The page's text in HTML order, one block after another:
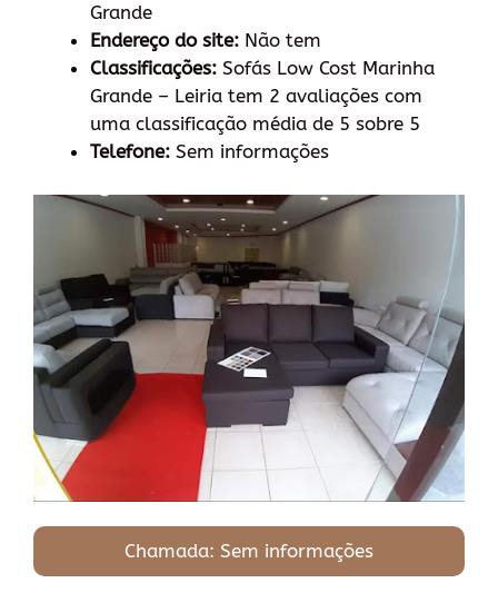
Grande
Endereço do site: Não tem
Classificações: Sofás Low Cost Marinha
Grande – Leiria tem 2 avaliações com
uma classificação média de 5 sobre 5
Telefone: Sem informações
Chamada: Sem informações